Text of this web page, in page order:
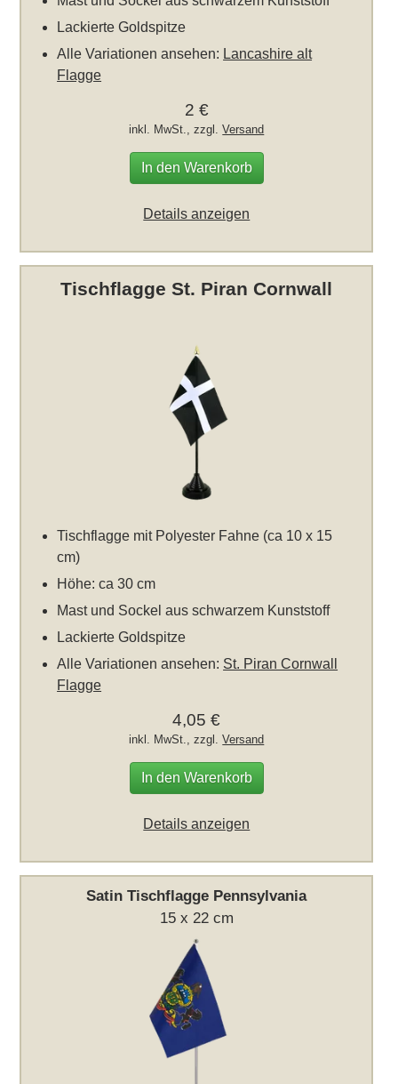
Lackierte Goldspitze
Alle Variationen ansehen: Lancashire alt
Flagge
2 €
inkl. MwSt., zzgl.Versand
In den Warenkorb
Details anzeigen
Tischflagge St. Piran Cornwall
Tischflagge mit Polyester Fahne (ca 10 x 15
cm)
Höhe: ca 30 cm
Mast und Sockel aus schwarzem Kunststoff
Lackierte Goldspitze
Alle Variationen ansehen: St. Piran Cornwall
Flagge
4,05 €
inkl. MwSt., zzgl.Versand
In den Warenkorb
Details anzeigen
Satin Tischflagge Pennsylvania
15 x 22 cm